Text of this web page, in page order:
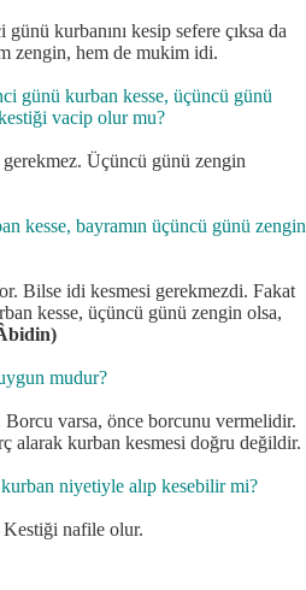
kurbanını kesip sefere çıksa da
zengin, hem de mukim idi.
günü kurban kesse, üçüncü günü
vacip olur mu?
Üçüncü günü zengin
kesse, bayramın üçüncü günü zengin
Bilse idi kesmesi gerekmezdi. Fakat
kesse, üçüncü günü zengin olsa,
mudur?
varsa, önce borcunu vermelidir.
alarak kurban kesmesi doğru değildir.
niyetiyle alıp kesebilir mi?
nafile olur.